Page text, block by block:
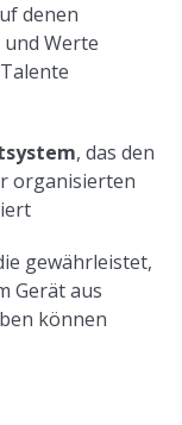
denen
Werte
, das den
organisierten
gewährleistet,
Gerät aus
können